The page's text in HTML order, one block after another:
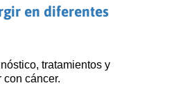
en diferentes
tratamientos y
con cáncer.